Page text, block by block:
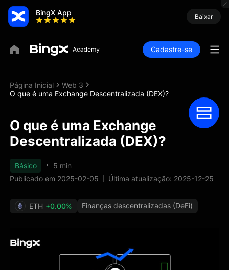
BingX App Baixar
Cadastre-se
Página Inicial
Web 3
O que é uma Exchange Descentralizada (DEX)?
O que é uma Exchange
Descentralizada (DEX)?
Básico
5 min
Publicado em 2025-02-05
Última atualização: 2025-12-25
ETH +0.00% Finanças descentralizadas (DeFi)